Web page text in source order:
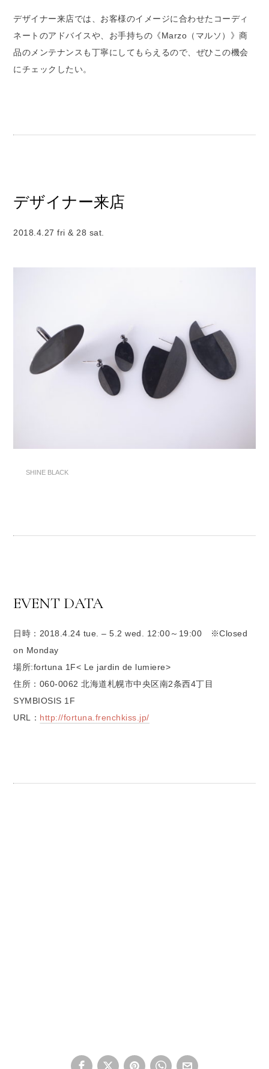
デザイナー来店では、お客様のイメージに合わせたコーディ
ネートのアドバイスや、お手持ちの《Marzo（マルソ）》商
品のメンテナンスも丁寧にしてもらえるので、ぜひこの機会
にチェックしたい。
デザイナー来店
2018.4.27 fri & 28 sat.
SHINE BLACK
EVENT DATA
日時：2018.4.24 tue. – 5.2 wed. 12:00～19:00 ※Closed
on Monday
場所:fortuna 1F< Le jardin de lumiere>
住所：060-0062 北海道札幌市中央区南2条西4丁目
SYMBIOSIS 1F
URL： http://fortuna.frenchkiss.jp/